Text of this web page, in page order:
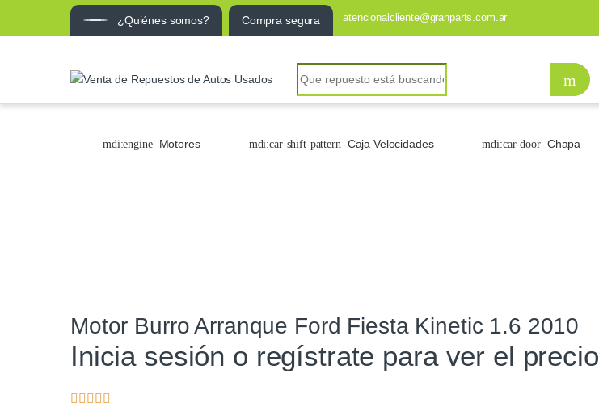
¿Quiénes somos? Compra segura atencionalcliente@granparts.com.ar
Motores Caja Velocidades Chapa
Motor Burro Arranque Ford Fiesta Kinetic 1.6 2010
Inicia sesión o regístrate para ver el precio